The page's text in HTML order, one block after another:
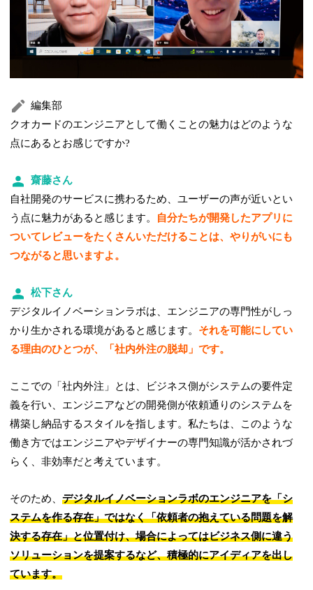
編集部
クオカードのエンジニアとして働くことの魅力はどのような
点にあるとお感じですか?
齋藤さん
自社開発のサービスに携わるため、ユーザーの声が近いとい
う点に魅力があると感じます。
自分たちが開発したアプリに
ついてレビューをたくさんいただけることは、やりがいにも
つながると思いますよ。
松下さん
デジタルイノベーションラボは、エンジニアの専門性がしっ
かり生かされる環境があると感じます。 それを可能にしてい
る理由のひとつが、「社内外注の脱却」です。
ここでの「社内外注」とは、ビジネス側がシステムの要件定
義を行い、エンジニアなどの開発側が依頼通りのシステムを
構築し納品するスタイルを指します。私たちは、このような
働き方ではエンジニアやデザイナーの専門知識が活かされづ
らく、非効率だと考えています。
そのため、デジタルイノベーションラボのエンジニアを「シ
ステムを作る存在」ではなく「依頼者の抱えている問題を解
決する存在」と位置付け、場合によってはビジネス側に違う
ソリューションを提案するなど、積極的にアイディアを出し
ています。